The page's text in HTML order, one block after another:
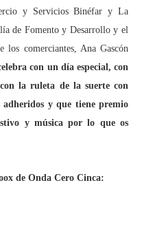
y Servicios Binéfar y La
de Fomento y Desarrollo y el
los comerciantes, Ana Gascón
con un día especial, con
la ruleta de la suerte con
adheridos y que tiene premio
y música por lo que os
de Onda Cero Cinca: